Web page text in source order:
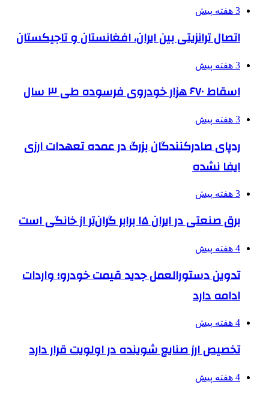
3 هفته پیش
اتصال ترانزیتی بین ایران، افغانستان و تاجیکستان
3 هفته پیش
اسقاط ۶۷۰ هزار خودروی فرسوده طی ۳ سال
3 هفته پیش
ردپای صادرکنندگان بزرگ در عمده تعهدات ارزی
ایفا نشده
3 هفته پیش
برق صنعتی در ایران ۱۵ برابر گران‌تر از خانگی است
4 هفته پیش
تدوین دستورالعمل جدید قیمت خودرو؛ واردات
ادامه دارد
4 هفته پیش
تخصیص ارز صنایع شوینده در اولویت قرار دارد
4 هفته پیش